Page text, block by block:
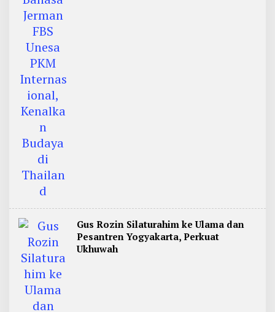
Gus Rozin Silaturahim ke Ulama dan
Pesantren Yogyakarta, Perkuat
Ukhuwah